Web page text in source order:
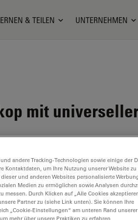
& TEILEN UNTERNEHMEN
mit
Bitte kontaktieren Sie uns, um
andere Tracking-Technologien sowie einige der
Kontaktdaten, um Ihre Nutzung unserer Website zu
und anderen Websites personalisierte
Medien zu ermöglichen sowie Analysen
messen. Durch Klicken auf „Alle Cookies
Partner zu (siehe Link unten). Sie können Ihre
„Cookie-Einstellungen“ am unteren Rand
mehr über unsere Praktiken zu erfahren